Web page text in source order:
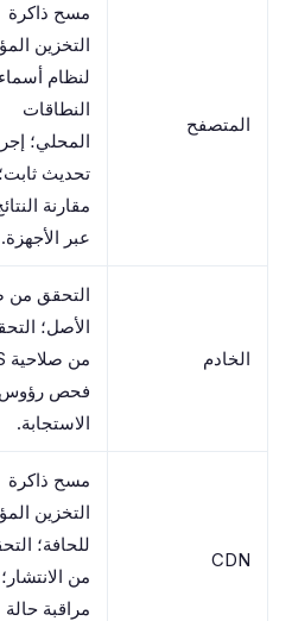
المتصفح
مسح ذاكرة
التخزين
لنظام أسماء
النطاقات
المحلي؛
تحديث ثابت؛
مقارنة
عبر الأجهزة.
الخادم
التحقق
الأصل؛
فحص رؤوس
الاستجابة.
CDN
مسح ذاكرة
التخزين
للحافة؛
من الانتشار؛
مراقبة حالة